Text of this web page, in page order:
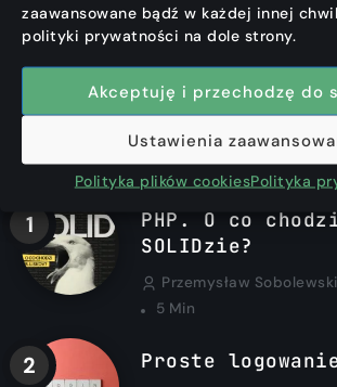
zaawansowane bądź w każdej innej
polityki prywatności na dole strony.
Akceptuję i przechodzę do
Ustawienia
Polityka plików cookiesPolityka
Najchętniej czytane
SOLID z
PHP. O co
SOLIDzie?
Przemysław Sobolewski
5 Min
Proste